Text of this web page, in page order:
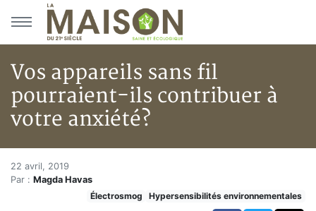
Aller au menu principal
Aller au contenu principal
Vos appareils sans fil
pourraient-ils contribuer à
votre anxiété?
Accueil
Articles
Hypersensibilités environnementales
Vos appareils sans fil
22 avril, 2019
Par : Magda Havas
Électrosmog
Hypersensibilités environnementales